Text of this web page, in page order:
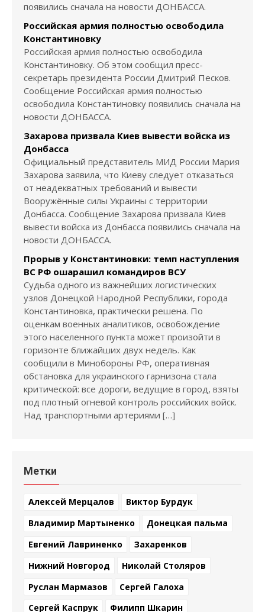
появились сначала на новости ДОНБАССА.
Российская армия полностью освободила
Константиновку
Российская армия полностью освободила
Константиновку. Об этом сообщил пресс-
секретарь президента России Дмитрий Песков.
Сообщение Российская армия полностью
освободила Константиновку появились сначала на
новости ДОНБАССА.
Захарова призвала Киев вывести войска из
Донбасса
Официальный представитель МИД России Мария
Захарова заявила, что Киеву следует отказаться
от неадекватных требований и вывести
Вооружённые силы Украины с территории
Донбасса. Сообщение Захарова призвала Киев
вывести войска из Донбасса появились сначала на
новости ДОНБАССА.
Прорыв у Константиновки: темп наступления
ВС РФ ошарашил командиров ВСУ
Судьба одного из важнейших логистических
узлов Донецкой Народной Республики, города
Константиновка, практически решена. По
оценкам военных аналитиков, освобождение
этого населенного пункта может произойти в
горизонте ближайших двух недель. Как
сообщили в Минобороны РФ, оперативная
обстановка для украинского гарнизона стала
критической: все дороги, ведущие в город, взяты
под плотный огневой контроль российских войск.
Над транспортными артериями […]
Метки
Алексей Мерцалов
Виктор Бурдук
Владимир Мартыненко
Донецкая пальма
Евгений Лавриненко
Захаренков
Нижний Новгород
Николай Столяров
Руслан Мармазов
Сергей Галоха
Сергей Каспрук
Филипп Шкарин